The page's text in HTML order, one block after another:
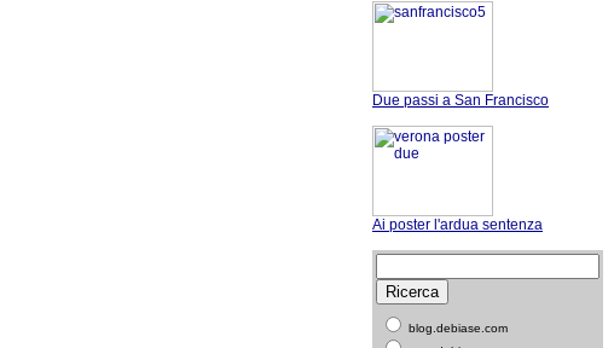
Due passi a San Francisco
Ai poster l'ardua sentenza
blog.debiase.com